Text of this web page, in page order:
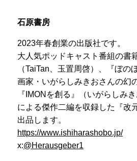
石原書房
2023年春創業の出版社です。
大人気ポッドキャスト番組の書
（TaiTan、玉置周啓）、『ぼの
画家・いがらしみきおさんの幻
『IMONを創る』（いがらしみ
による傑作二編を収録した『改
出品します。
https://www.ishiharashobo.jp/
x:@Herausgeber1